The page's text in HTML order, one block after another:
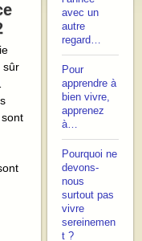
sûr
avec un
autre
regard…
Pour
apprendre à
bien vivre,
apprenez
à…
Pourquoi ne
devons-
nous
surtout pas
vivre
sereinemen
t ?